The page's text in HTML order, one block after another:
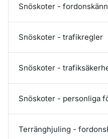
Snöskoter -
Snöskoter - trafikregler
Snöskoter -
Snöskoter - personliga
Terränghjuling -